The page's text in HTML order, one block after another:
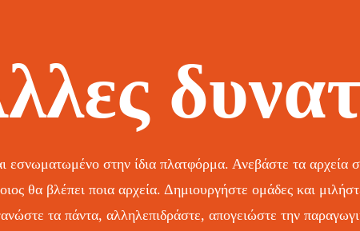
εσνωματωμένο στην ίδια πλατφόρμα. Ανεβάστε τα
θα βλέπει ποια αρχεία. Δημιουργήστε ομάδες και
τα πάντα, αλληλεπιδράστε, απογειώστε την